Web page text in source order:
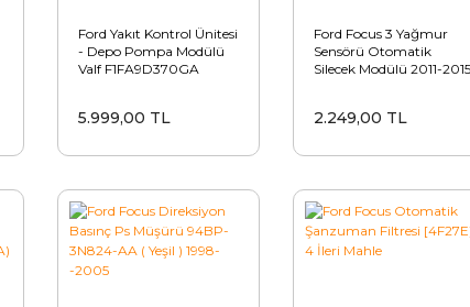
Ford Yakıt Kontrol Ünitesi
- Depo Pompa Modülü
Valf F1FA9D370GA
5.999,00 TL
Ford Focus 3 Yağmur
Sensörü Otomatik
Silecek Modülü 2011-2015
2.249,00 TL